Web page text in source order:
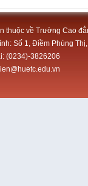
thuộc về Trường Cao
Số 1, Điềm Phùng
(0234)-3826206